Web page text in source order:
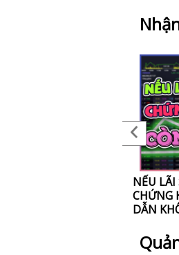
NẾU LÃI
CHỨNG
DẪN